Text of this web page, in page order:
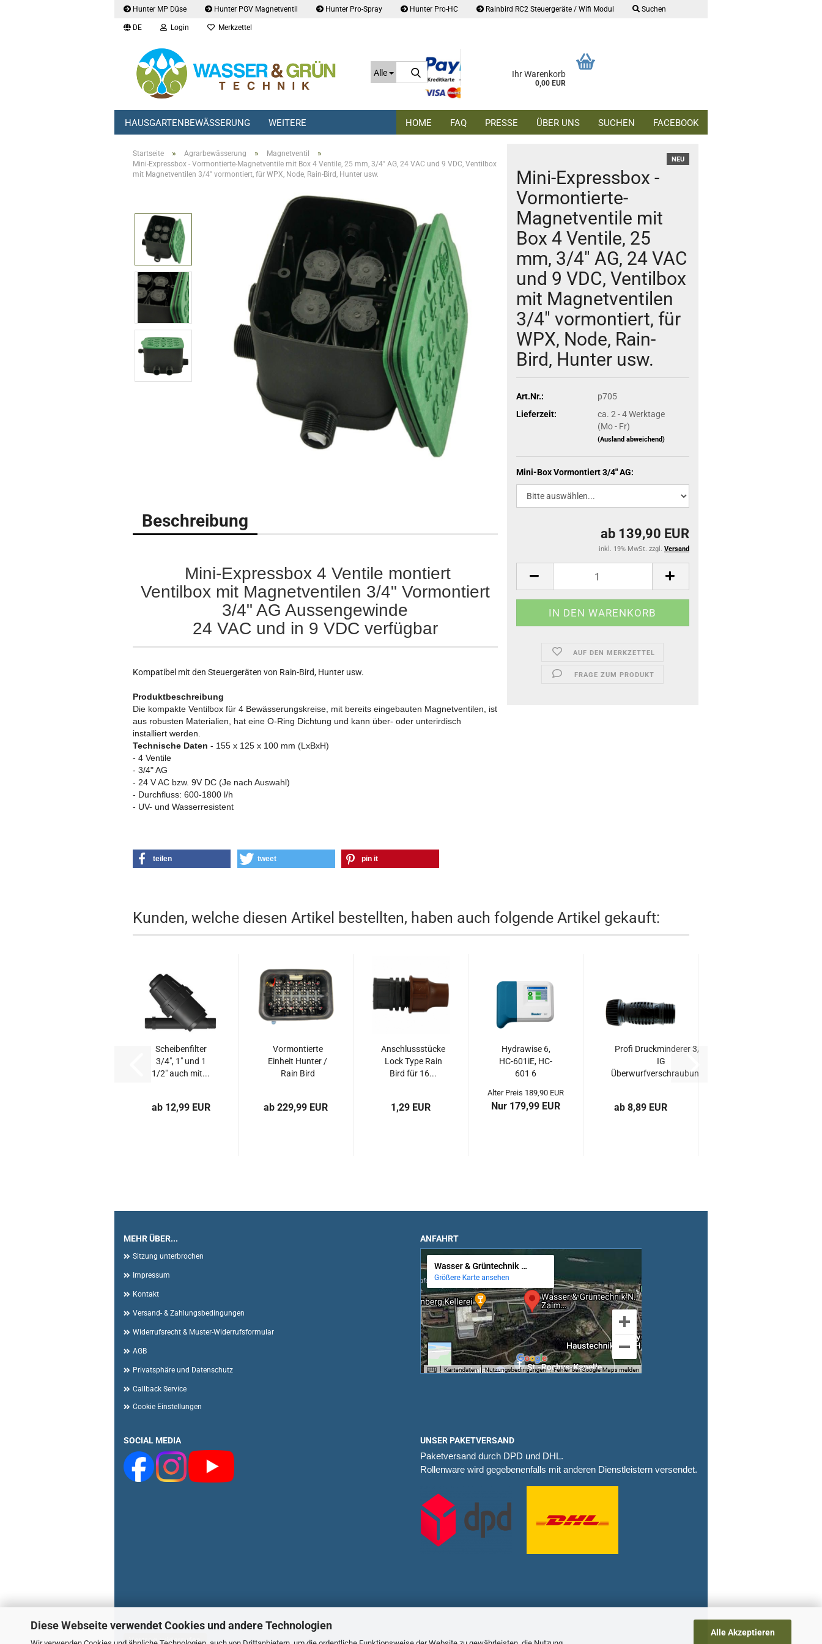
Diese Webseite verwendet Cookies und andere Technologien
Alle Akzeptieren
Hunter MP Düse Hunter PGV Magnetventil Hunter Pro-Spray Hunter Pro-HC Rainbird RC2 Steuergeräte / Wifi Modul Suchen
DE Login Merkzettel
Alle
Suche...
Ihr Warenkorb
0,00 EUR
HAUSGARTENBEWÄSSERUNG HOME FAQ PRESSE ÜBER UNS SUCHEN FACEBOOK
WEITERE
Startseite » Agrarbewässerung » Magnetventil »
Mini-Expressbox - Vormontierte-Magnetventile mit Box 4 Ventile, 25 mm, 3/4" AG, 24 VAC und 9 VDC, Ventilbox
mit Magnetventilen 3/4" vormontiert, für WPX, Node, Rain-Bird, Hunter usw.
NEU
Mini-Expressbox -
Vormontierte-
Magnetventile mit
Box 4 Ventile, 25
mm, 3/4" AG, 24 VAC
und 9 VDC, Ventilbox
mit Magnetventilen
3/4" vormontiert, für
WPX, Node, Rain-
Bird, Hunter usw.
Art.Nr.:
p705
Lieferzeit:
ca. 2 - 4 Werktage
(Mo - Fr)
(Ausland abweichend)
Mini-Box Vormontiert 3/4" AG:
ab 139,90 EUR
inkl. 19% MwSt. zzgl. Versand
AUF DEN MERKZETTEL
FRAGE ZUM PRODUKT
Beschreibung
Mini-Expressbox 4 Ventile montiert
Ventilbox mit Magnetventilen 3/4" Vormontiert
3/4" AG Aussengewinde
24 VAC und in 9 VDC verfügbar
Kompatibel mit den Steuergeräten von Rain-Bird, Hunter usw.
Produktbeschreibung
Die kompakte Ventilbox für 4 Bewässerungskreise, mit bereits eingebauten Magnetventilen, ist
aus robusten Materialien, hat eine O-Ring Dichtung und kann über- oder unterirdisch
installiert werden.
Technische Daten - 155 x 125 x 100 mm (LxBxH)
- 4 Ventile
- 3/4" AG
- 24 V AC bzw. 9V DC (Je nach Auswahl)
- Durchfluss: 600-1800 l/h
- UV- und Wasserresistent
teilen tweet pin it
Kunden, welche diesen Artikel bestellten, haben auch folgende Artikel gekauft:
Scheibenfilter
3/4", 1" und 1
1/2" auch mit...
ab 12,99 EUR
Vormontierte
Einheit Hunter /
Rain Bird
ab 229,99 EUR
Anschlussstücke
Lock Type Rain
Bird für 16...
1,29 EUR
Hydrawise 6,
HC-601iE, HC-
601 6
Alter Preis 189,90 EUR
Nur 179,99 EUR
Profi Druckminderer 3/4"
IG
Überwurfverschraubung...
ab 8,89 EUR
MEHR ÜBER...
Sitzung unterbrochen
Impressum
Kontakt
Versand- & Zahlungsbedingungen
Widerrufsrecht & Muster-Widerrufsformular
AGB
Privatsphäre und Datenschutz
Callback Service
Cookie Einstellungen
ANFAHRT
SOCIAL MEDIA
UNSER PAKETVERSAND
Paketversand durch DPD und DHL.
Rollenware wird gegebenenfalls mit anderen Dienstleistern versendet.
Vertrag widerrufen